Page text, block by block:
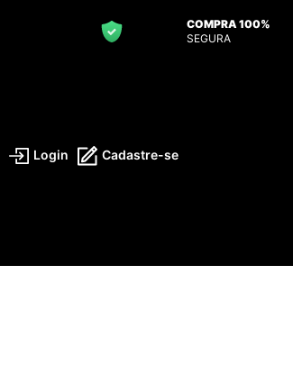
COMPRA 100%
SEGURA
Login Cadastre-se